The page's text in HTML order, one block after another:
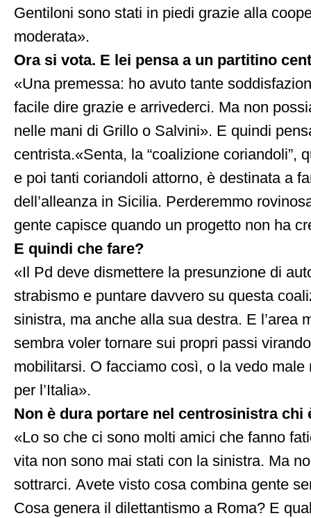
Gentiloni sono stati in piedi grazie alla
moderata».
Ora si vota. E lei pensa a un partitino
«Una premessa: ho avuto tante
facile dire grazie e arrivederci. Ma non
nelle mani di Grillo o Salvini». E quindi
centrista.«Senta, la “coalizione coriandoli”,
e poi tanti coriandoli attorno, è destinata a
dell’alleanza in Sicilia. Perderemmo
gente capisce quando un progetto non ha
E quindi che fare?
«Il Pd deve dismettere la presunzione di
strabismo e puntare davvero su questa
sinistra, ma anche alla sua destra. E l’area
sembra voler tornare sui propri passi
mobilitarsi. O facciamo così, o la vedo male
per l’Italia».
Non è dura portare nel centrosinistra chi
«Lo so che ci sono molti amici che fanno
vita non sono mai stati con la sinistra. Ma
sottrarci. Avete visto cosa combina gente
Cosa genera il dilettantismo a Roma? E